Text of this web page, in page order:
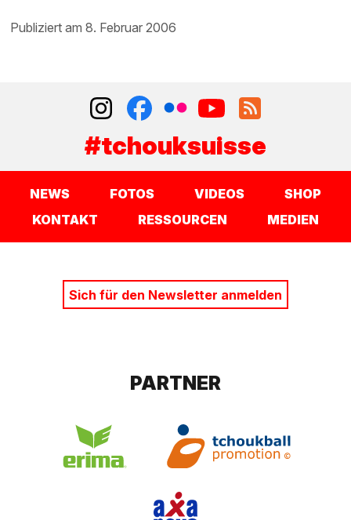
publiziert am 8. Februar 2006
#tchouksuisse
NEWS FOTOS VIDEOS
SHOP
KONTAKT
RESSOURCEN MEDIEN
Sich für den Newsletter anmelden
PARTNER